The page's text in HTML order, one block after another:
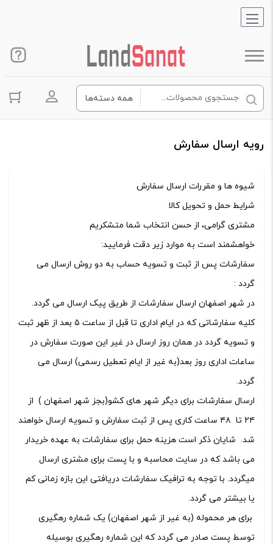
ورود به
رویه ارسال سفارش
شیوه ها و مقررات ارسال سفارش
شرایط حمل و تحویل کالا
مشتری گرامی، از حسن انتخاب شما متشکریم
خواهشمند است به موارد زیر دقت فرمایید:
سفارشات پس از ثبت و تسویه حساب به دو روش ارسال می
گردد :
در شهر اصفهان ارسال سفارشات از طریق پیک ارسال می گردد.
کلیه سفارشاتی که در ایام اداری تا قبل از ساعت ۵ بعد از ظهر ثبت
و تسویه گردد در همان روز ارسال در غیر این صورت سفارش در
ساعات اداری روز بعد(به غیر از ایام تعطیل رسمی) ارسال می
گردد.
ارسال سفارشات برای دیگر شهر های کشو(بجز شهر اصفهان ) از
۲۴ تا ۴۸ ساعت کاری پس از ثبت سفارش و تسویه ارسال خواهند
شد. شایان ذکر است هزینه حمل برای سفارشات به عهده خریدار
می باشد که در سایت محاسبه و با پست برای مشتری ارسال
میگردد. با توجه به ترافیک سفارشات دریافتی این بازه زمانی کم
یا بیشتر می گردد.
برای هر محموله (به غیر از شهر اصفهان) یک شماره رهگیری
توسط پست صادر می گردد که این شماره رهگیری بوسیله